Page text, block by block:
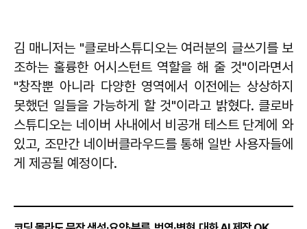
김 매니저는 "클로바스튜디오는 여러분의 글쓰기를 보
조하는 훌륭한 어시스턴트 역할을 해 줄 것"이라면서
"창작뿐 아니라 다양한 영역에서 이전에는 상상하지
못했던 일들을 가능하게 할 것"이라고 밝혔다. 클로바
스튜디오는 네이버 사내에서 비공개 테스트 단계에 와
있고, 조만간 네이버클라우드를 통해 일반 사용자들에
게 제공될 예정이다.